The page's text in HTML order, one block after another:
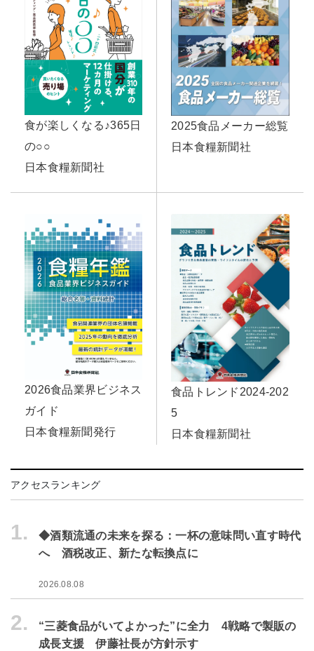
食が楽しくなる♪365日
の○○
日本食糧新聞社
2025食品メーカー総覧
日本食糧新聞社
2026食品業界ビジネス
ガイド
日本食糧新聞発行
食品トレンド2024-202
5
日本食糧新聞社
アクセスランキング
1.
◆酒類流通の未来を探る：一杯の意味問い直す時代
へ 酒税改正、新たな転換点に
2026.08.08
2.
“三菱食品がいてよかった”に全力 4戦略で製販の
成長支援 伊藤社長が方針示す